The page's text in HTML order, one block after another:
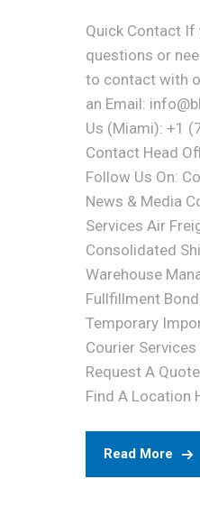
Quick Contact If
questions or
to contact with
an Email:
Us (Miami): +1
Contact Head
Follow Us On:
News & Media
Services Air
Consolidated
Warehouse
Fullfillment
Temporary
Courier
Request A
Find A Location
Read More